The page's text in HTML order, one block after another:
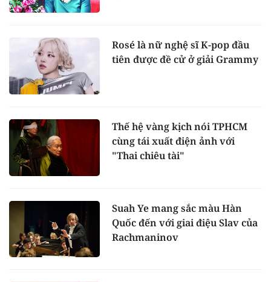
Rosé là nữ nghệ sĩ K-pop đầu
tiên được đề cử ở giải Grammy
Thế hệ vàng kịch nói TPHCM
cùng tái xuất điện ảnh với
"Thai chiêu tài"
Suah Ye mang sắc màu Hàn
Quốc đến với giai điệu Slav của
Rachmaninov